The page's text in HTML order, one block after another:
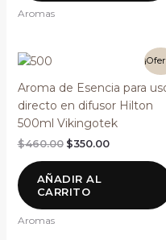
Aromas
Aroma de Esencia para
directo en difusor Hilton
500ml Vikingotek
$460.00
original
era:
$460.00.
$350.00
actual
es:
$350.00.
AÑADIR AL
CARRITO
Aromas